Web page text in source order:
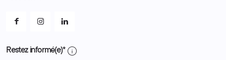
Restez informé(e)* info